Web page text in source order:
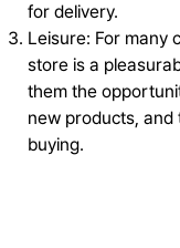
for delivery.
Leisure: For many
store is a
them the
new products,
buying.